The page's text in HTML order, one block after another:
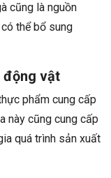
cũng là nguồn
thể bổ sung
động vật
phẩm cung cấp
này cũng cung cấp
quá trình sản xuất